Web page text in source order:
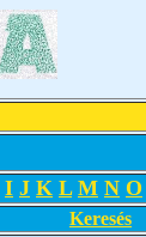
I J K L M N O
Keresés